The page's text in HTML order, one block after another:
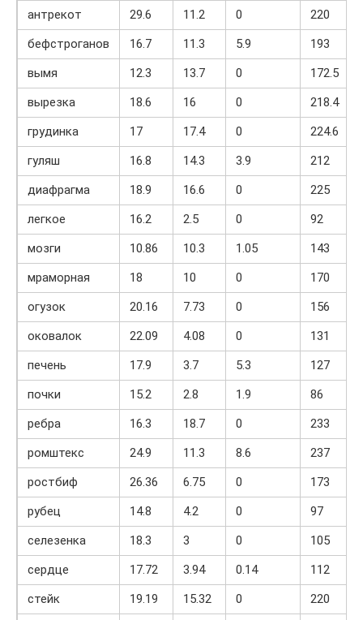
антрекот
29.6 11.2 0
220
бефстроганов
16.7 11.3 5.9
193
вымя
12.3 13.7 0
172.5
вырезка
18.6 16 0
218.4
грудинка
17 17.4 0
224.6
гуляш
16.8 14.3 3.9
212
диафрагма
18.9 16.6 0
225
легкое
16.2 2.5 0
92
мозги
10.86 10.3 1.05
143
мраморная
18 10 0
170
огузок
20.16 7.73 0
156
оковалок
22.09 4.08 0
131
печень
17.9 3.7 5.3
127
почки
15.2 2.8 1.9
86
ребра
16.3 18.7 0
233
ромштекс
24.9 11.3 8.6
237
ростбиф
26.36 6.75 0
173
рубец
14.8 4.2 0
97
селезенка
18.3 3 0
105
сердце
17.72 3.94 0.14
112
стейк
19.19 15.32 0
220